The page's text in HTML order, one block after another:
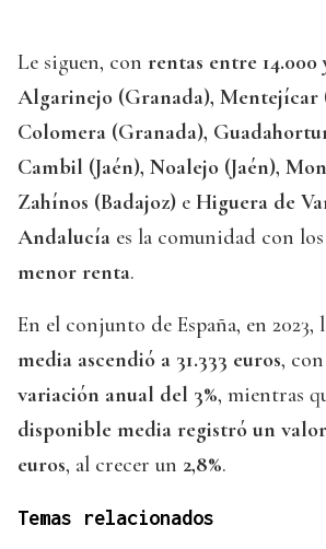
Le siguen, con rentas entre 14.000
Algarinejo (Granada), Mentejícar
Colomera (Granada),
Cambil (Jaén), Noalejo (Jaén),
Zahínos (Badajoz) e Higuera de
Andalucía es la comunidad con los
menor renta.
En el conjunto de España, en 2023,
media ascendió a 31.333 euros,
variación anual del 3%, mientras
disponible media registró un valor
euros, al crecer un 2,8%.
Temas relacionados